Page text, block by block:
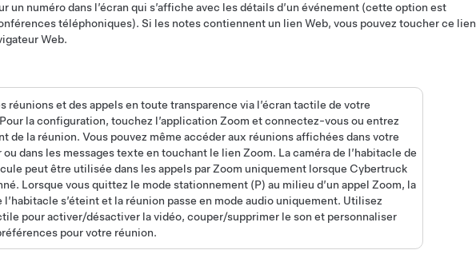
un numéro dans l’écran qui s’affiche avec les détails d’un événement (cette option est
téléphoniques). Si les notes contiennent un lien Web, vous pouvez toucher ce lien
Web.
réunions et des appels en toute transparence via l’écran tactile de votre
la configuration, touchez l’application Zoom et connectez-vous ou entrez
de la réunion. Vous pouvez même accéder aux réunions affichées dans votre
dans les messages texte en touchant le lien Zoom. La caméra de l’habitacle de
peut être utilisée dans les appels par Zoom uniquement lorsque Cybertruck
Lorsque vous quittez le mode stationnement (P) au milieu d’un appel Zoom, la
l’habitacle s’éteint et la réunion passe en mode audio uniquement. Utilisez
pour activer/désactiver la vidéo, couper/supprimer le son et personnaliser
pour votre réunion.